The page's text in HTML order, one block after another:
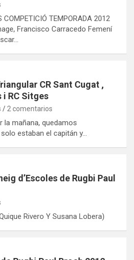
COMPETICIÓ TEMPORADA 2012
Francisco Carracedo Femení
CR Sant Cugat ,
RC Sitges
2 comentarios
la mañana, quedamos
estaban el capitán y…
d’Escoles de Rugbi Paul
Rivero Y Susana Lobera)